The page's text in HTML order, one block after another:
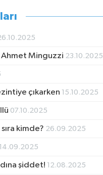
Ahmet Minguzzi 23.10.2025
çıkarken 15.10.2025
07.10.2025
kimde? 26.09.2025
14.09.2025
şiddet! 12.08.2025